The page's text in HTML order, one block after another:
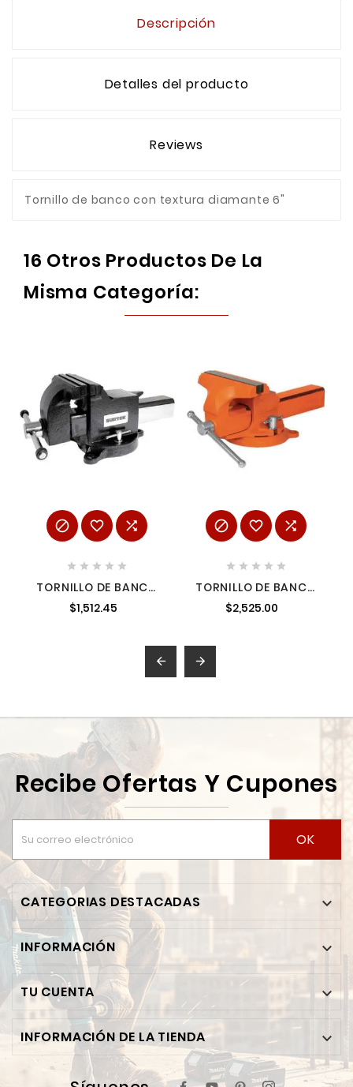
Descripción
Detalles del producto
Reviews
Tornillo de banco con textura diamante 6"
16 Otros Productos De La
Misma Categoría:
  
    
TORNILLO DE BANCO
CON MORDAZAS
FORJADAS 4" SURTEK
$1,512.45
  
    
TORNILLO DE BANCO
8' TIPO EUROPEO DE
HIERRO NODULAR,
$2,525.00
 
Recibe Ofertas Y Cupones
OK
CATEGORIAS DESTACADAS 
INFORMACIÓN 
TU CUENTA 
INFORMACIÓN DE LA TIENDA 